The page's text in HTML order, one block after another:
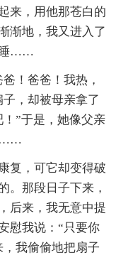
来，用他那苍白的
渐地，我又进入了
睡……
！爸爸！我热，
，却被母亲拿了
”于是，她像父亲
……
，可它却变得破
。那段日子下来，
后来，我无意中提
慰我说：“只要你
我偷偷地把扇子